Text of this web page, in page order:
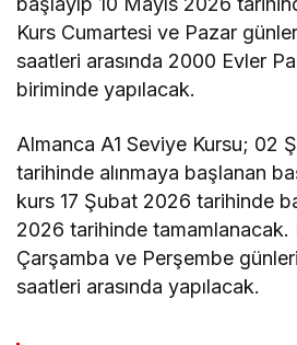
Kurs Cumartesi ve Pazar
saatleri arasında 2000 Evler
biriminde yapılacak.
Almanca A1 Seviye Kursu; 02
tarihinde alınmaya başlanan
kurs 17 Şubat 2026 tarihinde
2026 tarihinde tamamlanacak.
Çarşamba ve Perşembe
saatleri arasında yapılacak.